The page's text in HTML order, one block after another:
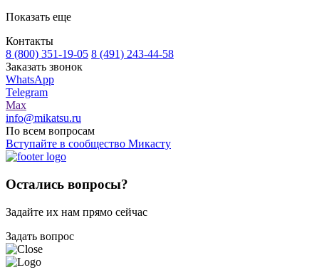
Показать еще
Контакты
8 (800) 351-19-05 8 (491) 243-44-58
Заказать звонок
WhatsApp
Telegram
Max
info@mikatsu.ru
По всем вопросам
Вступайте в сообщество Микасту
Остались вопросы?
Задайте их нам прямо сейчас
Задать вопрос